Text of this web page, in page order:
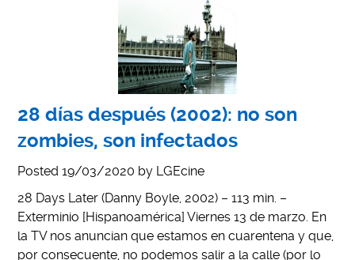
28 días después (2002): no son
zombies, son infectados
Posted19/03/2020 by LGEcine
28 Days Later (Danny Boyle, 2002) – 113 min. –
Exterminio [Hispanoamérica] Viernes 13 de marzo. En
la TV nos anuncian que estamos en cuarentena y que,
por consecuente, no podemos salir a la calle (por lo